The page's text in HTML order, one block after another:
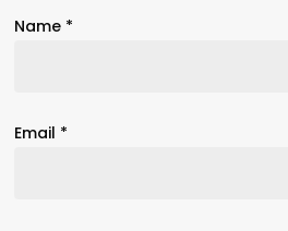
Name *
Email *